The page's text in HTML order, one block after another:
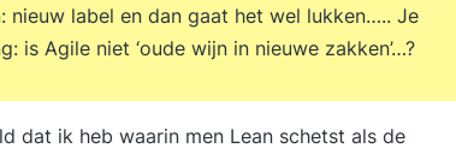
label en dan gaat het wel lukken….. Je
Agile niet ‘oude wijn in nieuwe zakken’…?
dat ik heb waarin men Lean schetst als de